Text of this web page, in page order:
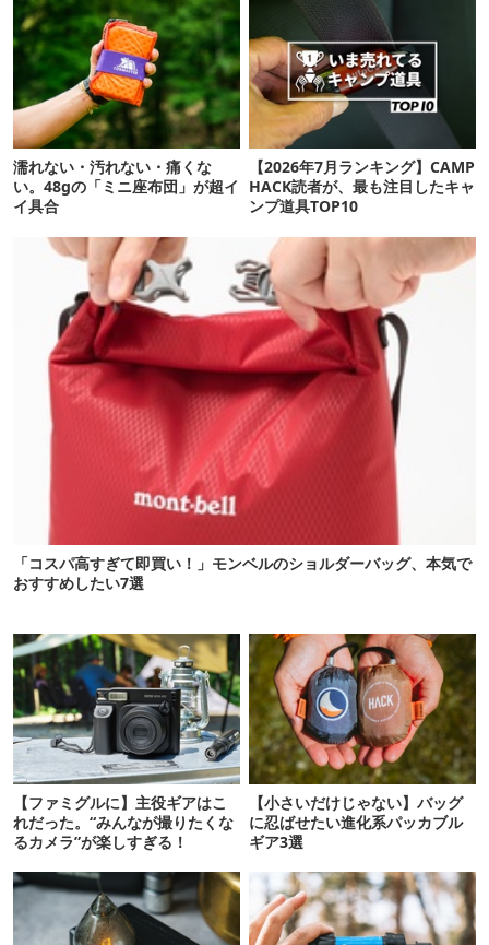
濡れない・汚れない・痛くな
い。48gの「ミニ座布団」が超イ
イ具合
【2026年7月ランキング】CAMP
HACK読者が、最も注目したキャ
ンプ道具TOP10
「コスパ高すぎて即買い！」モンベルのショルダーバッグ、本気で
おすすめしたい7選
【ファミグルに】主役ギアはこ
れだった。“みんなが撮りたくな
るカメラ”が楽しすぎる！
【小さいだけじゃない】バッグ
に忍ばせたい進化系パッカブル
ギア3選